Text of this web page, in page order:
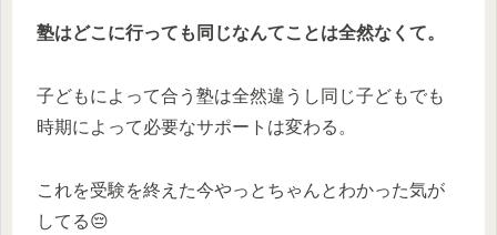
塾はどこに行っても同じなんてことは全然なくて。
子どもによって合う塾は全然違うし同じ子どもでも
時期によって必要なサポートは変わる。
これを受験を終えた今やっとちゃんとわかった気が
してる😔